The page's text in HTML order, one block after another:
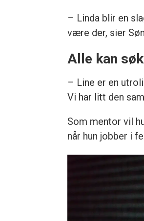
– Linda blir en
være der, sier
Alle kan
– Line er en
Vi har litt den
Som mentor vil
når hun jobber i